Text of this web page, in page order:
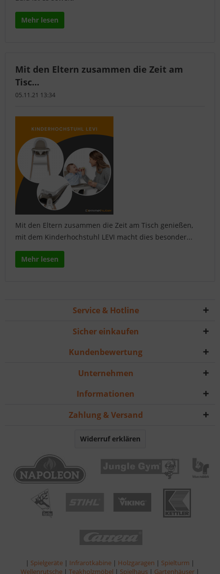
Mehr lesen
Mit den Eltern zusammen die Zeit am
Tisc...
05.11.21 13:34
Mit den Eltern zusammen die Zeit am Tisch genießen,
mit dem Kinderhochstuhl LEVI macht dies besonder...
Mehr lesen
Service & Hotline
Sicher einkaufen
Kundenbewertung
Unternehmen
Informationen
Zahlung & Versand
Widerruf erklären
| Spielgeräte | Infrarotkabine | Holzgaragen | Spielturm |
Wellenrutsche | Teakholzmöbel | Spielhaus | Gartenhäuser |